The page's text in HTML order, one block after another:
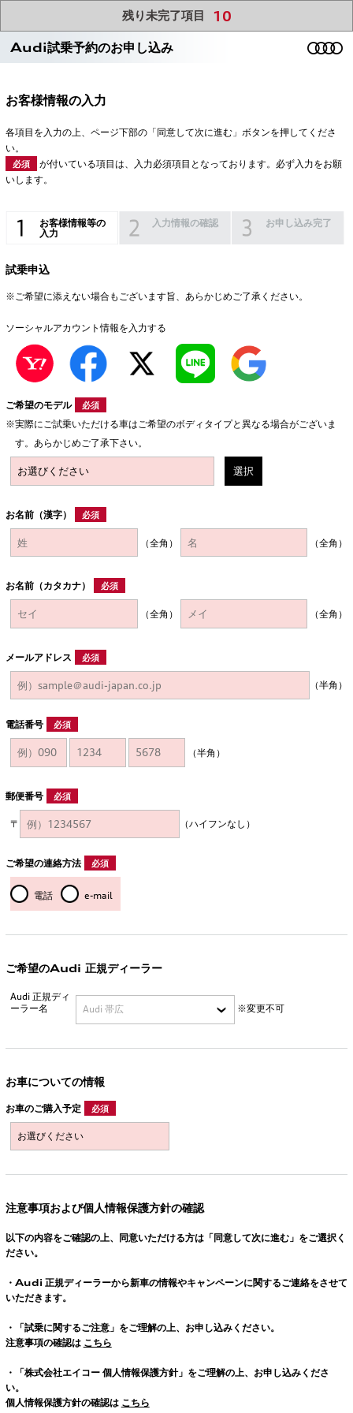
Audi試乗予約のお申し込み
お客様情報の入力
各項目を入力の上、ページ下部の「同意して次に進む」ボタンを押してくださ
い。
必須
が付いている項目は、入力必須項目となっております。必ず入力をお願
いします。
お客様情報等の
入力
入力情報の確認 お申し込み完了
試乗申込
※ご希望に添えない場合もございます旨、あらかじめご了承ください。
ソーシャルアカウント情報を入力する
ご希望のモデル 必須
実際にご試乗いただける車はご希望のボディタイプと異なる場合がございま
す。あらかじめご了承下さい。
選択
お名前（漢字） 必須
（全角） （全角）
お名前（カタカナ） 必須
（全角） （全角）
メールアドレス 必須
（半角）
電話番号 必須
（半角）
郵便番号 必須
〒 （ハイフンなし）
ご希望の連絡方法 必須
電話 e-mail
ご希望のAudi 正規ディーラー
Audi 正規ディ
ーラー名
※変更不可
お車についての情報
お車のご購入予定 必須
注意事項および個人情報保護方針の確認
以下の内容をご確認の上、同意いただける方は「同意して次に進む」をご選択く
ださい。
・ Audi 正規ディーラーから新車の情報やキャンペーンに関するご連絡をさせて
いただきます。
・「試乗に関するご注意」をご理解の上、お申し込みください。
注意事項の確認は こちら
・「株式会社エイコー 個人情報保護方針」をご理解の上、お申し込みくださ
い。
個人情報保護方針の確認は こちら
残り未完了項目 10